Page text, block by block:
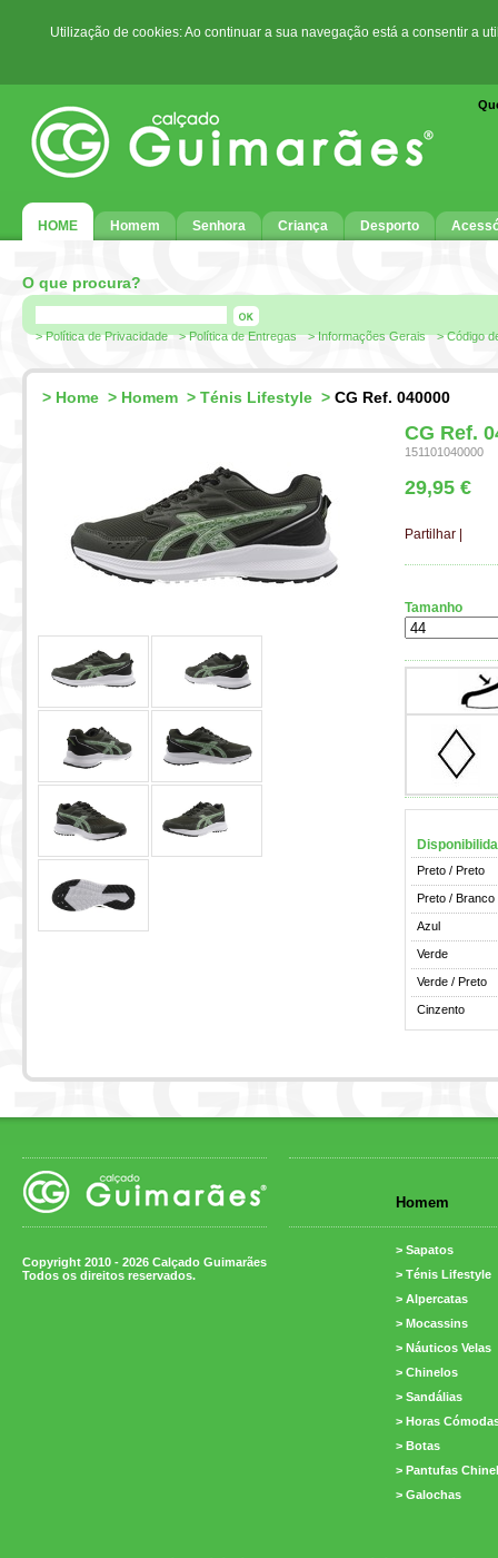
Utilização de cookies: Ao continuar a sua navegação está a consentir a
HOME Homem Senhora Criança Desporto
O que procura?
> Política de Privacidade > Política de Entregas > Informações Gerais > Código
> Home > Homem > Ténis Lifestyle > CG Ref. 040000
CG Ref.
151101040000
29,95 €
Partilhar
Tamanho
Preto / Preto
Preto / Branco
Azul
Verde
Verde / Preto
Cinzento
Copyright 2010 - 2026 Calçado Guimarães
Todos os direitos reservados.
Homem
> Sapatos
> Ténis Lifestyle
> Alpercatas
> Mocassins
> Náuticos Velas
> Chinelos
> Sandálias
> Horas
> Botas
> Pantufas
> Galochas